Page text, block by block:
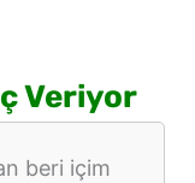
Veriyor
beri içim